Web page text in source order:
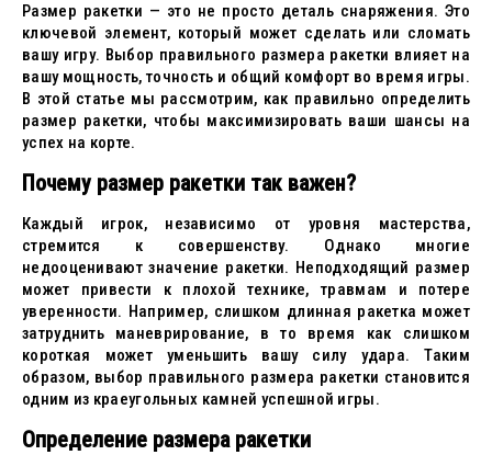
Размер ракетки — это не просто деталь снаряжения. Это
ключевой элемент, который может сделать или сломать
вашу игру. Выбор правильного размера ракетки влияет на
вашу мощность, точность и общий комфорт во время игры.
В этой статье мы рассмотрим, как правильно определить
размер ракетки, чтобы максимизировать ваши шансы на
успех на корте.
Почему размер ракетки так важен?
Каждый игрок, независимо от уровня мастерства,
стремится к совершенству. Однако многие
недооценивают значение ракетки. Неподходящий размер
может привести к плохой технике, травмам и потере
уверенности. Например, слишком длинная ракетка может
затруднить маневрирование, в то время как слишком
короткая может уменьшить вашу силу удара. Таким
образом, выбор правильного размера ракетки становится
одним из краеугольных камней успешной игры.
Определение размера ракетки